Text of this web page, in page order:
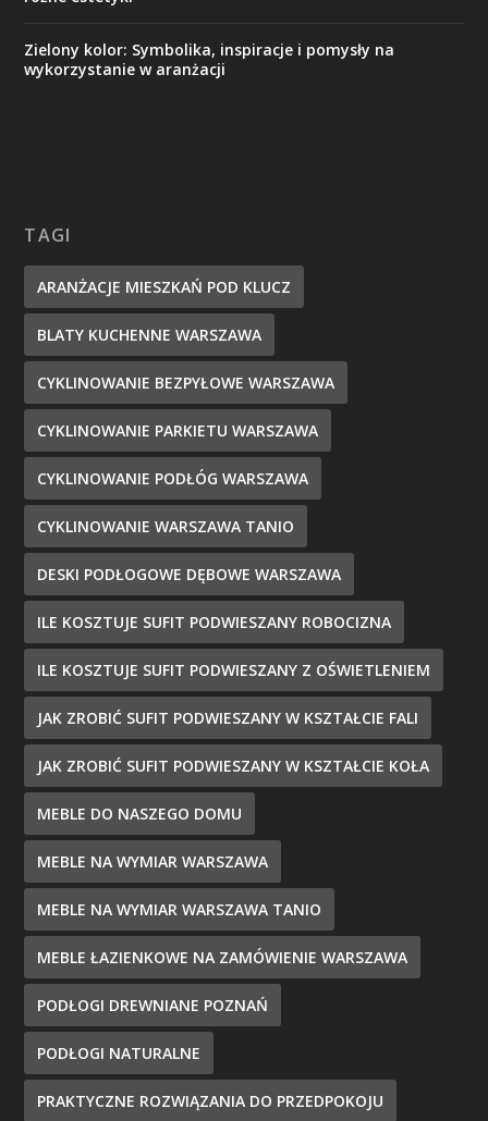
Zielony kolor: Symbolika, inspiracje i pomysły na
wykorzystanie w aranżacji
TAGI
ARANŻACJE MIESZKAŃ POD KLUCZ
BLATY KUCHENNE WARSZAWA
CYKLINOWANIE BEZPYŁOWE WARSZAWA
CYKLINOWANIE PARKIETU WARSZAWA
CYKLINOWANIE PODŁÓG WARSZAWA
CYKLINOWANIE WARSZAWA TANIO
DESKI PODŁOGOWE DĘBOWE WARSZAWA
ILE KOSZTUJE SUFIT PODWIESZANY ROBOCIZNA
ILE KOSZTUJE SUFIT PODWIESZANY Z OŚWIETLENIEM
JAK ZROBIĆ SUFIT PODWIESZANY W KSZTAŁCIE FALI
JAK ZROBIĆ SUFIT PODWIESZANY W KSZTAŁCIE KOŁA
MEBLE DO NASZEGO DOMU
MEBLE NA WYMIAR WARSZAWA
MEBLE NA WYMIAR WARSZAWA TANIO
MEBLE ŁAZIENKOWE NA ZAMÓWIENIE WARSZAWA
PODŁOGI DREWNIANE POZNAŃ
PODŁOGI NATURALNE
PRAKTYCZNE ROZWIĄZANIA DO PRZEDPOKOJU